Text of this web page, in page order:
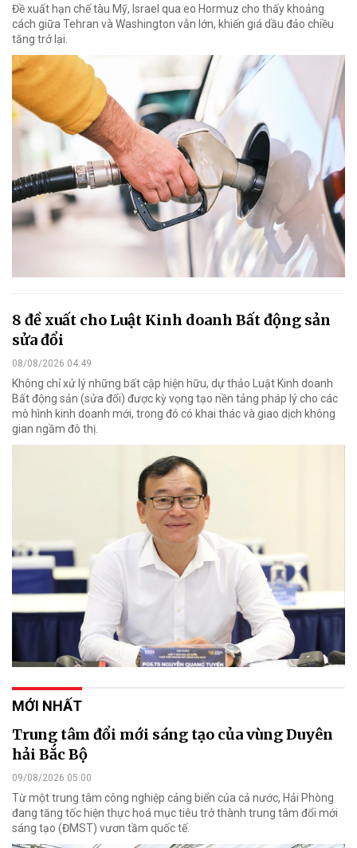
Đề xuất hạn chế tàu Mỹ, Israel qua eo Hormuz cho thấy khoảng
cách giữa Tehran và Washington vẫn lớn, khiến giá dầu đảo chiều
tăng trở lại.
8 đề xuất cho Luật Kinh doanh Bất động sản
sửa đổi
08/08/2026 04:49
Không chỉ xử lý những bất cập hiện hữu, dự thảo Luật Kinh doanh
Bất động sản (sửa đổi) được kỳ vọng tạo nền tảng pháp lý cho các
mô hình kinh doanh mới, trong đó có khai thác và giao dịch không
gian ngầm đô thị.
MỚI NHẤT
Trung tâm đổi mới sáng tạo của vùng Duyên
hải Bắc Bộ
09/08/2026 05:00
Từ một trung tâm công nghiệp cảng biển của cả nước, Hải Phòng
đang tăng tốc hiện thực hoá mục tiêu trở thành trung tâm đổi mới
sáng tạo (ĐMST) vươn tầm quốc tế.